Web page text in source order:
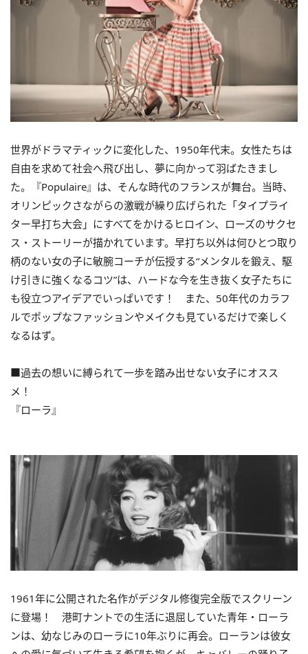
世界がドラマティックに変化した、1950年代末。女性たちは
自由を求めて社会へ飛び出し、夢に向かって羽ばたきまし
た。『Populaire』は、そんな時代のフランスが舞台。当時、
オリンピックさながらの激戦が繰り広げられた「タイプライ
ター早打ち大会」にすべてをかけるヒロイン、ローズのサクセ
ス・ストーリーが描かれています。早打ち以外は何ひとつ取り
柄のない女の子に敏腕コーチが伝授する“メンタルを鍛え、駆
け引きに強くなるコツ”は、ハードな今を生き抜く女子たちに
も役立つアイデアでいっぱいです！ また、50年代のカラフ
ルでポップなファッションやメイクも見ているだけで楽しく
なるはず。
■過去の想いに縛られて一歩を踏み出せない女子にオスス
メ！
『ローラ』
1961年に公開された名作がデジタル修復完全版でスクリーン
に登場！ 港町ナントでの生活に退屈していた青年・ローラ
ンは、幼なじみのローラに10年ぶりに再会。ローランは彼女